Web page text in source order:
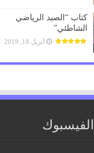
كتاب “الصيد الرياضي
الشاطئي”
أبريل 18, 2019